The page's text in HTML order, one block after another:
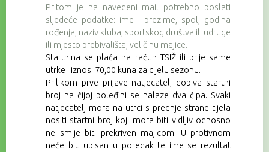
Pritom je na navedeni mail potrebno poslati
sljedeće podatke: ime i prezime, spol, godina
rođenja, naziv kluba, sportskog društva ili udruge
ili mjesto prebivališta, veličinu majice.
Startnina se plaća na račun TSIŽ ili prije same
utrke i iznosi 70,00 kuna za cijelu sezonu.
Prilikom prve prijave natjecatelj dobiva startni
broj na čijoj poleđini se nalaze dva čipa. Svaki
natjecatelj mora na utrci s prednje strane tijela
nositi startni broj koji mora biti vidljiv odnosno
ne smije biti prekriven majicom. U protivnom
neće biti upisan u poredak te ime se rezultat